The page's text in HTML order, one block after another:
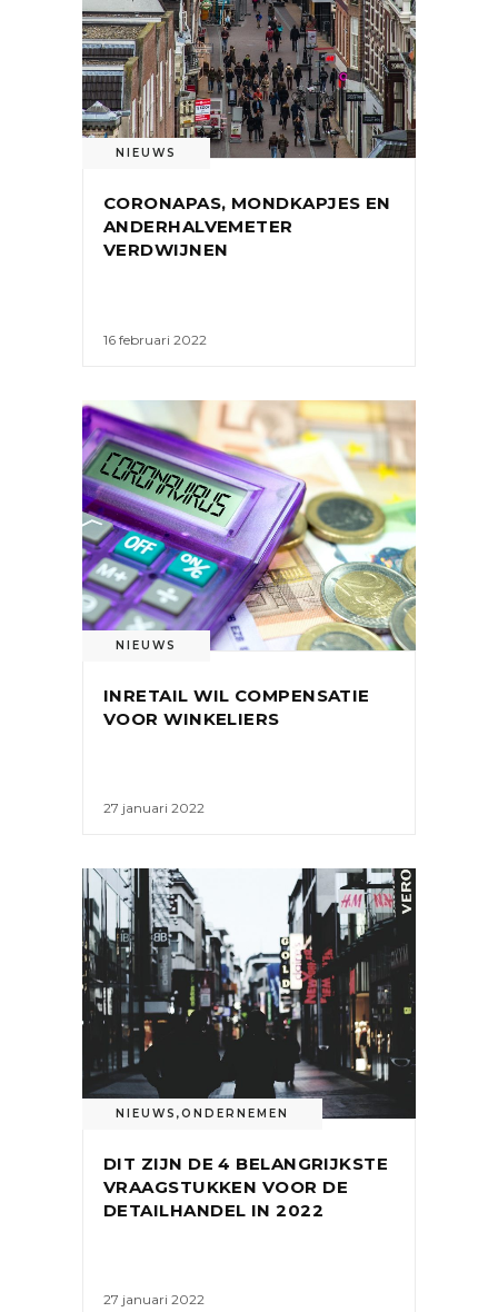
NIEUWS
CORONAPAS, MONDKAPJES EN
ANDERHALVEMETER
VERDWIJNEN
16 februari 2022
NIEUWS
INRETAIL WIL COMPENSATIE
VOOR WINKELIERS
27 januari 2022
NIEUWS ,ONDERNEMEN
DIT ZIJN DE 4 BELANGRIJKSTE
VRAAGSTUKKEN VOOR DE
DETAILHANDEL IN 2022
27 januari 2022